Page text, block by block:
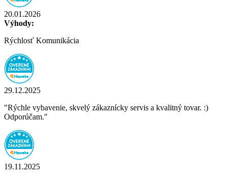
20.01.2026
Výhody:
Rýchlosť Komunikácia
29.12.2025
"Rýchle vybavenie, skvelý zákaznícky servis a kvalitný tovar. :)
Odporúčam."
19.11.2025